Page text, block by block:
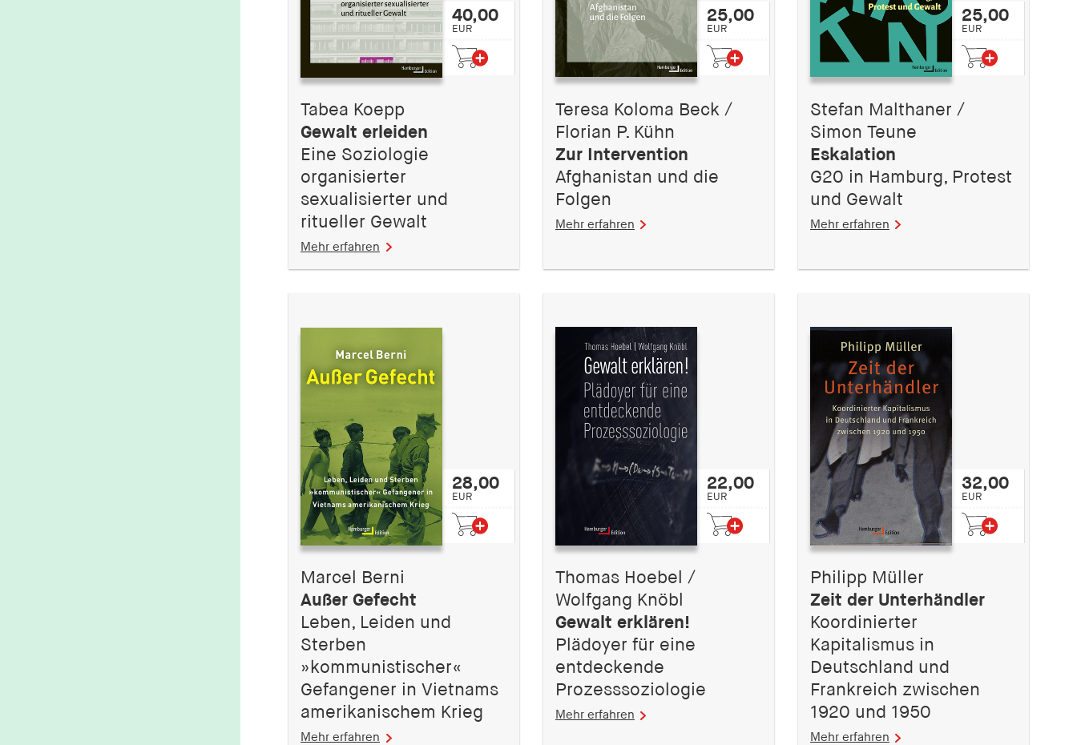
40,00
EUR
Tabea Koepp
Gewalt erleiden
Eine Soziologie
organisierter
sexualisierter und
ritueller Gewalt
Mehr erfahren
25,00
EUR
Teresa Koloma Beck /
Florian P. Kühn
Zur Intervention
Afghanistan und die
Folgen
Mehr erfahren
25,00
EUR
Stefan Malthaner /
Simon Teune
Eskalation
G20 in Hamburg, Protest
und Gewalt
Mehr erfahren
28,00
EUR
Marcel Berni
Außer Gefecht
Leben, Leiden und
Sterben
»kommunistischer«
Gefangener in Vietnams
amerikanischem Krieg
Mehr erfahren
22,00
EUR
Thomas Hoebel /
Wolfgang Knöbl
Gewalt erklären!
Plädoyer für eine
entdeckende
Prozesssoziologie
Mehr erfahren
32,00
EUR
Philipp Müller
Zeit der Unterhändler
Koordinierter
Kapitalismus in
Deutschland und
Frankreich zwischen
1920 und 1950
Mehr erfahren